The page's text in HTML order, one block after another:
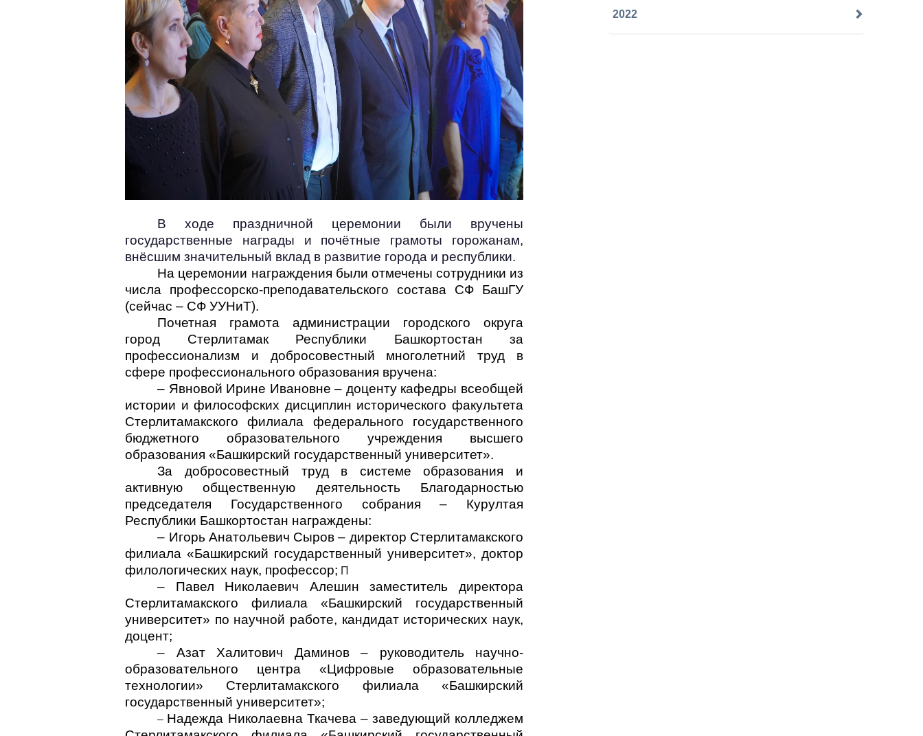
В ходе праздничной церемонии были вручены
государственные награды и почётные грамоты горожанам,
внёсшим значительный вклад в развитие города и республики.
На церемонии награждения были отмечены сотрудники из
числа профессорско-преподавательского состава СФ БашГУ
(сейчас – СФ УУНиТ).
Почетная грамота администрации городского округа
город Стерлитамак Республики Башкортостан за
профессионализм и добросовестный многолетний труд в
сфере профессионального образования вручена:
– Явновой Ирине Ивановне – доценту кафедры всеобщей
истории и философских дисциплин исторического факультета
Стерлитамакского филиала федерального государственного
бюджетного образовательного учреждения высшего
образования «Башкирский государственный университет».
За добросовестный труд в системе образования и
активную общественную деятельность Благодарностью
председателя Государственного собрания – Курултая
Республики Башкортостан награждены:
– Игорь Анатольевич Сыров – директор Стерлитамакского
филиала «Башкирский государственный университет», доктор
филологических наук, профессор; П
– Павел Николаевич Алешин заместитель директора
Стерлитамакского филиала «Башкирский государственный
университет» по научной работе, кандидат исторических наук,
доцент;
– Азат Халитович Даминов – руководитель научно-
образовательного центра «Цифровые образовательные
технологии» Стерлитамакского филиала «Башкирский
государственный университет»;
– Надежда Николаевна Ткачева – заведующий колледжем
2022